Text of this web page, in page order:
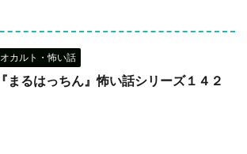
オカルト・怖い話
『まるはっちん』怖い話シリーズ１４２